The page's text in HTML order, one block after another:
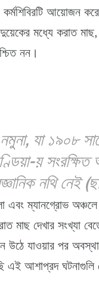
আয়োজন
মধ্যে করাত
নন।
যা ১৯০৮
য়
নথি নেই
ম্যানগ্রোভ
দেখার সংখ্যা
যাওয়ার পর
এই আশাপ্রদ ঘটনাগুলি